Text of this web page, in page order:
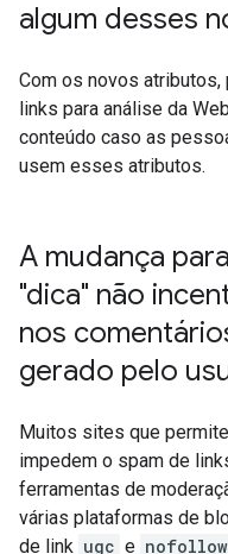
algum desses
Com os novos
links para análise da
conteúdo caso as
usem esses atributos.
A mudança
"dica" não
nos
gerado pelo
Muitos sites que
impedem o spam de
ferramentas de
várias plataformas de
de link ugc e nofollow